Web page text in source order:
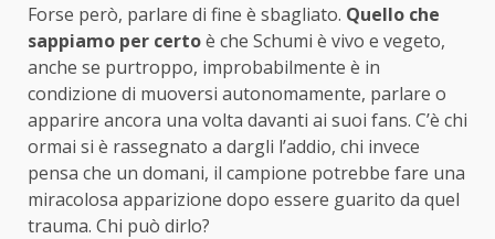
Forse però, parlare di fine è sbagliato. Quello che
sappiamo per certoè che Schumi è vivo e vegeto,
anche se purtroppo, improbabilmente è in
condizione di muoversi autonomamente, parlare o
apparire ancora una volta davanti ai suoi fans. C’è chi
ormai si è rassegnato a dargli l’addio, chi invece
pensa che un domani, il campione potrebbe fare una
miracolosa apparizione dopo essere guarito da quel
trauma. Chi può dirlo?